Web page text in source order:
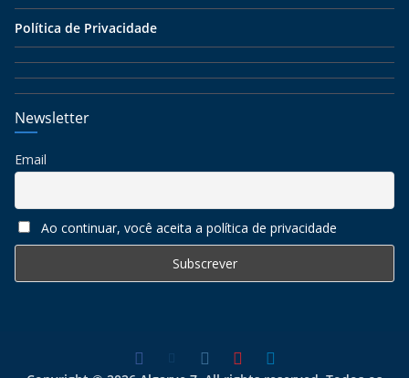
Política de Privacidade
Newsletter
Email
Ao continuar, você aceita a política de privacidade